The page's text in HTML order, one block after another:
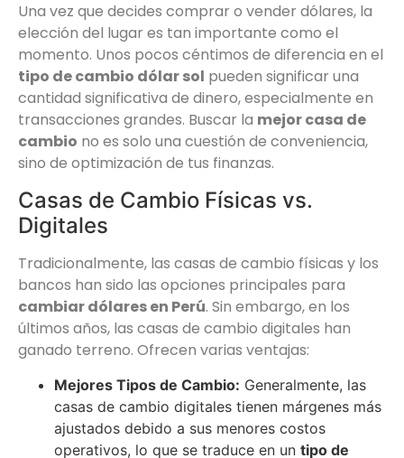
Una vez que decides comprar o vender dólares, la
elección del lugar es tan importante como el
momento. Unos pocos céntimos de diferencia en el
tipo de cambio dólar sol pueden significar una
cantidad significativa de dinero, especialmente en
transacciones grandes. Buscar la mejor casa de
cambio no es solo una cuestión de conveniencia,
sino de optimización de tus finanzas.
Casas de Cambio Físicas vs.
Digitales
Tradicionalmente, las casas de cambio físicas y los
bancos han sido las opciones principales para
cambiar dólares en Perú. Sin embargo, en los
últimos años, las casas de cambio digitales han
ganado terreno. Ofrecen varias ventajas:
Mejores Tipos de Cambio: Generalmente, las
casas de cambio digitales tienen márgenes más
ajustados debido a sus menores costos
operativos, lo que se traduce en un tipo de